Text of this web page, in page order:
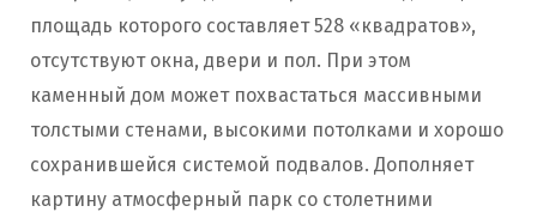
площадь которого составляет 528 «квадратов»,
отсутствуют окна, двери и пол. При этом
каменный дом может похвастаться массивными
толстыми стенами, высокими потолками и хорошо
сохранившейся системой подвалов. Дополняет
картину атмосферный парк со столетними